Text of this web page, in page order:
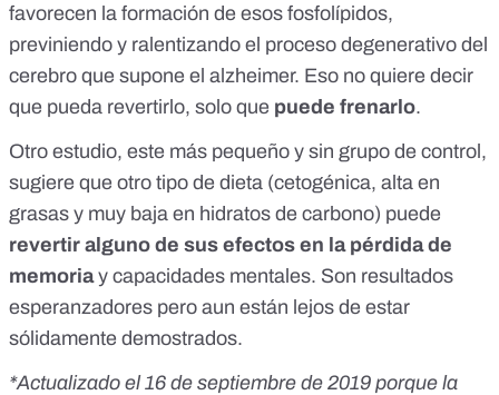
favorecen la formación de esos fosfolípidos,
previniendo y ralentizando el proceso degenerativo del
cerebro que supone el alzheimer. Eso no quiere decir
que pueda revertirlo, solo que puede frenarlo.
Otro estudio, este más pequeño y sin grupo de control,
sugiere que otro tipo de dieta (cetogénica, alta en
grasas y muy baja en hidratos de carbono) puede
revertir alguno de sus efectos en la pérdida de
memoriay capacidades mentales. Son resultados
esperanzadores pero aun están lejos de estar
sólidamente demostrados.
*Actualizado el 16 de septiembre de 2019 porque la